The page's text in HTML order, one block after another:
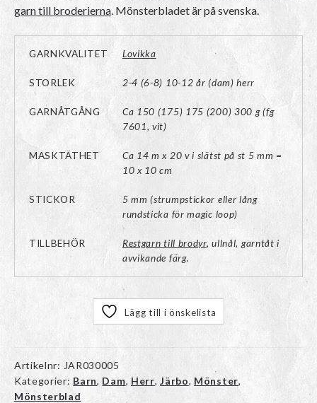
garn till broderierna. Mönsterbladet är på svenska.
GARNKVALITET Lovikka
STORLEK 2-4 (6-8) 10-12 år (dam) herr
GARNÅTGÅNG
Ca 150 (175) 175 (200) 300 g (fg
7601, vit)
MASKTÄTHET
Ca 14 m x 20 v i slätst på st 5 mm =
10 x 10 cm
STICKOR
5 mm (strumpstickor eller lång
rundsticka för magic loop)
TILLBEHÖR Restgarn till brodyr, ullnål, garntåt i
avvikande färg.
Lägg till i önskelista
Artikelnr: JAR030005
Kategorier: Barn, Dam, Herr,Järbo, Mönster,
Mönsterblad